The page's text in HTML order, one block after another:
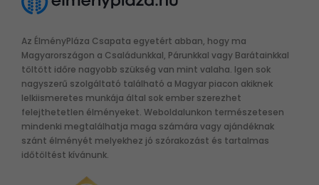
Az ÉlményPláza Csapata egyetért abban, hogy ma
Magyarországon a Családunkkal, Párunkkal vagy Barátainkkal
töltött időre nagyobb szükség van mint valaha. Igen sok
nagyszerű szolgáltató található a Magyar piacon akiknek
lelkiismeretes munkája által sok ember szerezhet
felejthetetlen élményeket. Weboldalunkon természetesen
mindenki megtalálhatja maga számára vagy ajándéknak
szánt élményét melyekhez jó szórakozást és tartalmas
időtöltést kívánunk.